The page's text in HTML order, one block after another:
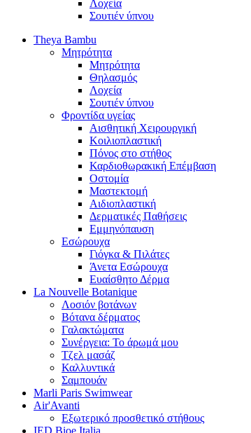
Λοχεία
Σουτιέν ύπνου
Theya Bambu
Μητρότητα
Μητρότητα
Θηλασμός
Λοχεία
Σουτιέν ύπνου
Φροντίδα υγείας
Αισθητική Χειρουργική
Κοιλιοπλαστική
Πόνος στο στήθος
Καρδιοθωρακική Επέμβαση
Οστομία
Μαστεκτομή
Αιδιοπλαστική
Δερματικές Παθήσεις
Εμμηνόπαυση
Εσώρουχα
Γιόγκα & Πιλάτες
Άνετα Εσώρουχα
Ευαίσθητο Δέρμα
La Nouvelle Botanique
Λοσιόν βοτάνων
Βότανα δέρματος
Γαλακτώματα
Συνέργεια: Το άρωμά μου
Τζελ μασάζ
Καλλυντικά
Σαμπουάν
Marli Paris Swimwear
Air'Avanti
Εξωτερικό προσθετικό στήθους
IED Bioe Italia